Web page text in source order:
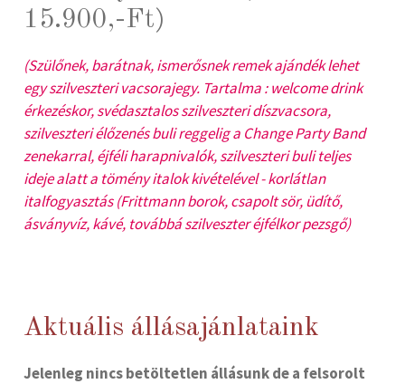
15.900,-Ft)
(Szülőnek, barátnak, ismerősnek remek ajándék lehet
egy szilveszteri vacsorajegy. Tartalma : welcome drink
érkezéskor, svédasztalos szilveszteri díszvacsora,
szilveszteri élőzenés buli reggelig a Change Party Band
zenekarral, éjféli harapnivalók, szilveszteri buli teljes
ideje alatt a tömény italok kivételével - korlátlan
italfogyasztás (Frittmann borok, csapolt sör, üdítő,
ásványvíz, kávé, továbbá szilveszter éjfélkor pezsgő)
Aktuális állásajánlataink
Jelenleg nincs betöltetlen állásunk de a felsorolt